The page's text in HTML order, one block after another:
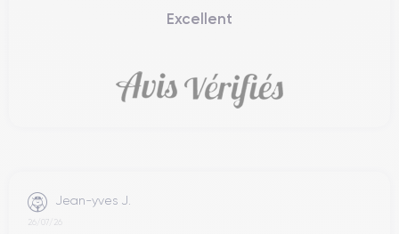
Excellent
Jean-yves J.
26/07/26